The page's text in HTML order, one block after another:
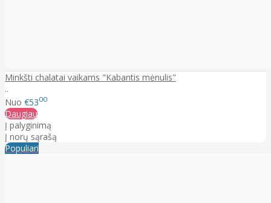
Minkšti chalatai vaikams "Kabantis mėnulis"
..
Nuo €5300
Daugiau
Į palyginimą
Į norų sąrašą
Populiari